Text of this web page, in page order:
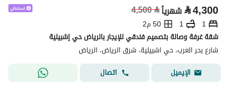
⃁4,300 شهرياً⃁
4,500
1
1
50 م2
شقة غرفة وصالة بتصميم فندقي للإيجار بالرياض حي إشبيلية
شارع بحر العرب، حي اشبيلية، شرق الرياض، الرياض
الإيميل
اتصال